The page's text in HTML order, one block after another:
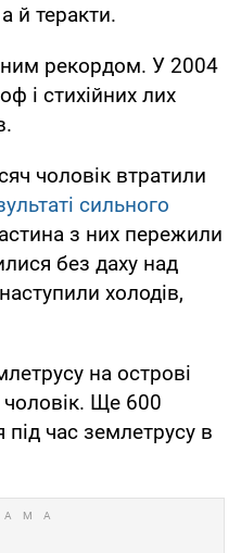
й теракти.
рекордом. У 2004
і стихійних лих
чоловік втратили
сильного
з них пережили
без даху над
холодів,
на острові
Ще 600
час землетрусу в